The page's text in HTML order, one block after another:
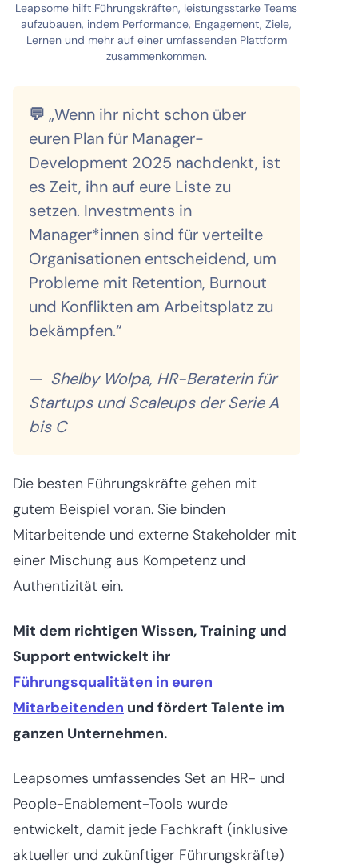
Leapsome hilft Führungskräften, leistungsstarke Teams
aufzubauen, indem Performance, Engagement, Ziele,
Lernen und mehr auf einer umfassenden Plattform
zusammenkommen.
💬 „Wenn ihr nicht schon über
euren Plan für Manager-
Development 2025 nachdenkt, ist
es Zeit, ihn auf eure Liste zu
setzen. Investments in
Manager*innen sind für verteilte
Organisationen entscheidend, um
Probleme mit Retention, Burnout
und Konflikten am Arbeitsplatz zu
bekämpfen.“
— Shelby Wolpa, HR-Beraterin für
Startups und Scaleups der Serie A
bis C
Die besten Führungskräfte gehen mit
gutem Beispiel voran. Sie binden
Mitarbeitende und externe Stakeholder mit
einer Mischung aus Kompetenz und
Authentizität ein.
Mit dem richtigen Wissen, Training und
Support entwickelt ihr
Führungsqualitäten in euren
Mitarbeitenden und fördert Talente im
ganzen Unternehmen.
Leapsomes umfassendes Set an HR- und
People-Enablement-Tools wurde
entwickelt, damit jede Fachkraft (inklusive
aktueller und zukünftiger Führungskräfte)